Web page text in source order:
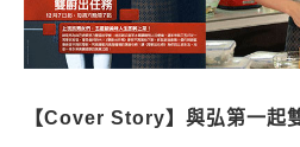
【Cover Story】與弘第一起